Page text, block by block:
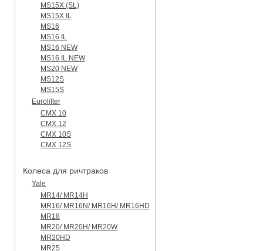
MS15X (SL)
MS15X IL
MS16
MS16 IL
MS16 NEW
MS16 IL NEW
MS20 NEW
MS12S
MS15S
Eurolifter
CMX 10
CMX 12
CMX 10S
CMX 12S
Колеса для ричтраков
Yale
MR14/ MR14H
MR16/ MR16N/ MR16H/ MR16HD
MR18
MR20/ MR20H/ MR20W
MR20HD
MR25